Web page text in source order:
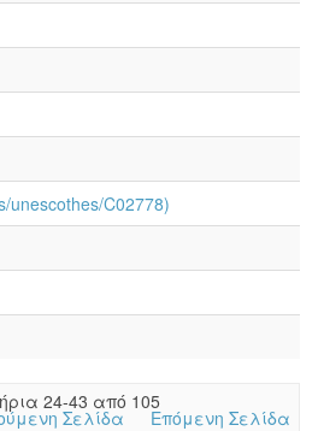
unescothes/C02778)
24-43 από 105
Σελίδα Επόμενη Σελίδα